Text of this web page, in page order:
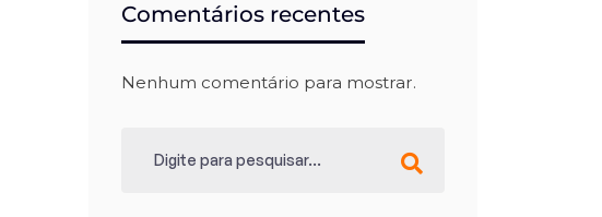
Comentários recentes
Nenhum comentário para mostrar.